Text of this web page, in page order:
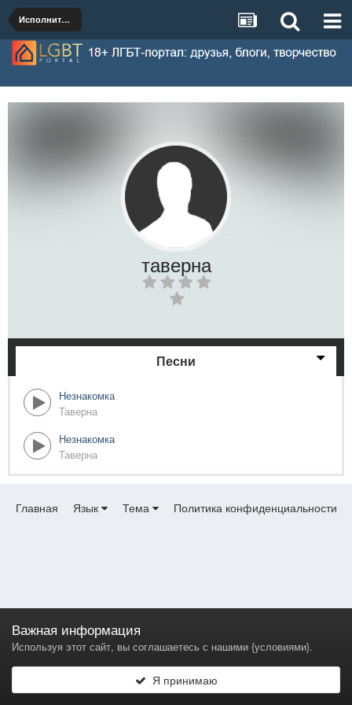
Исполнители
таверна
Песни
Незнакомка
Таверна
Незнакомка
Таверна
Главная Язык Тема Политика конфиденциальности
Важная информация
Используя этот сайт, вы соглашаетесь с нашими {условиями}.
Я принимаю